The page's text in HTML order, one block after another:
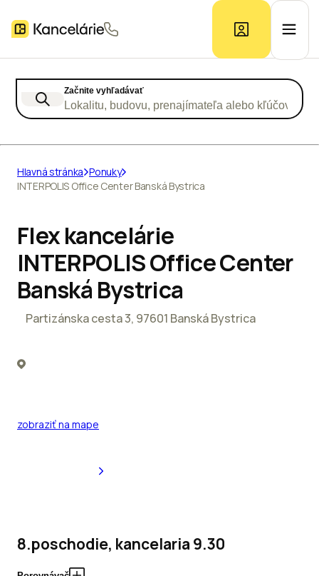
Prieskum trhu
Inzerát
Začnite vyhľadávať
Lokalitu, budovu, prenajímateľa alebo kľúčové
Hlavná stránka Ponuky
INTERPOLIS Office Center Banská Bystrica
Flex kancelárie
INTERPOLIS Office Center
Banská Bystrica
Partizánska cesta 3, 97601 Banská Bystrica
zobraziť na mape
8.poschodie, kancelaria 9.30